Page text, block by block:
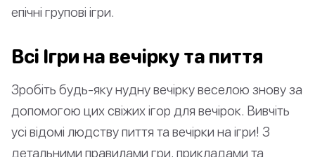
епічні групові ігри.
Всі Ігри на вечірку та пиття
Зробіть будь-яку нудну вечірку веселою знову за
допомогою цих свіжих ігор для вечірок. Вивчіть
усі відомі людству пиття та вечірки на ігри! З
детальними правилами гри, прикладами та